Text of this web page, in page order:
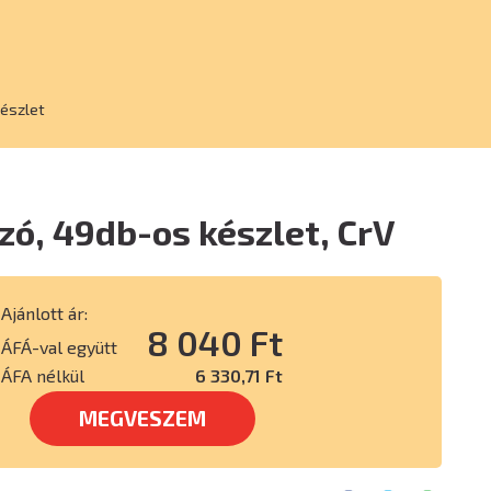
49db-os készlet, CrV
Ajánlott ár:
ÁFÁ-val együtt
8 040 Ft
ÁFA nélkül 6 330,71 Ft
MEGVESZEM